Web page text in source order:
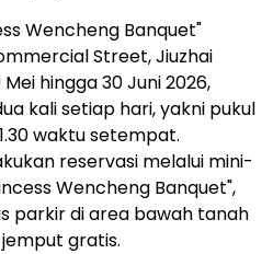
Wencheng Banquet"
Street, Jiuzhai
hingga 30 Juni 2026,
kali setiap hari, yakni pukul
waktu setempat.
reservasi melalui mini-
Wencheng Banquet",
parkir di area bawah tanah
gratis.